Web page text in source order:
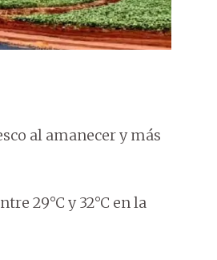
al amanecer y más
29°C y 32°C en la